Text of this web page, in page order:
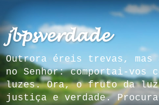
𝓳𝓫𝓹𝓼𝓿𝓮𝓻𝓭𝓪𝓭𝓮
Outrora éreis trevas, mas
no Senhor: comportai-vos
luzes. Ora, o fruto da luz
justiça e verdade.